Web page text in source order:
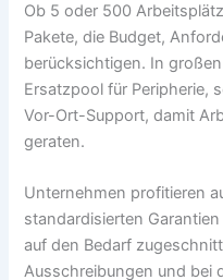
Ob 5 oder 500
Pakete, die Budget,
berücksichtigen. In
Ersatzpool für Peripherie,
Vor-Ort-Support, damit
geraten.
Unternehmen profitieren
standardisierten
auf den Bedarf
Ausschreibungen und bei